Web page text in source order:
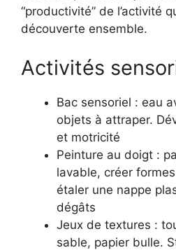
“productivité” de l’activité
découverte ensemble.
Activités
Bac sensoriel : eau
objets à attraper.
et motricité
Peinture au doigt :
lavable, créer
étaler une nappe
dégâts
Jeux de textures :
sable, papier bulle.